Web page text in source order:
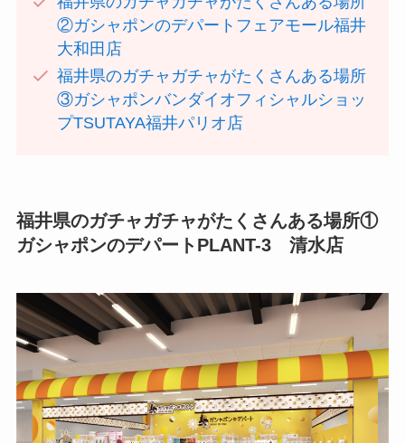
②ガシャポンのデパートフェアモール福井
大和田店
福井県のガチャガチャがたくさんある場所
③ガシャポンバンダイオフィシャルショッ
プTSUTAYA福井パリオ店
福井県のガチャガチャがたくさんある場所①
ガシャポンのデパートPLANT-3 清水店